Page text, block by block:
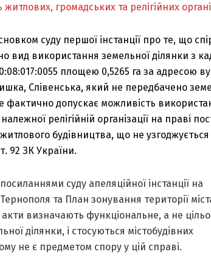
житлових, громадських та релігійних
суду першої інстанції про те, що
вид використання земельної ділянки з
площею 0,5265 га за адресою
Слівенська, який не передбачено
фактично допускає можливість
релігійній організації на праві
будівництва, що не узгоджується
92 ЗК України.
суду апеляційної інстанції на
та План зонування території
визначають функціональне, а не
ділянки, і стосуються містобудівних
не є предметом спору у цій справі.